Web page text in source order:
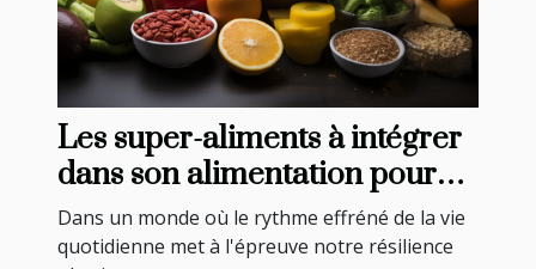
Les super-aliments à intégrer
dans son alimentation pour
booster son immunité
Dans un monde où le rythme effréné de la vie
quotidienne met à l'épreuve notre résilience